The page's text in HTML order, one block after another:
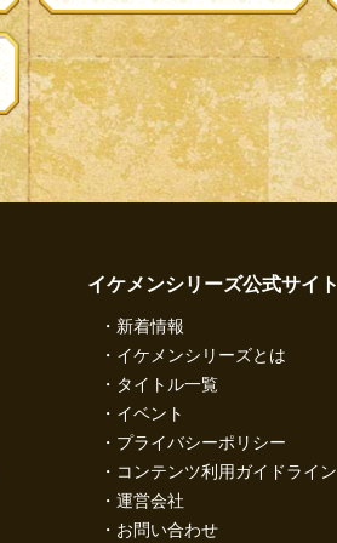
イケメンシリーズ公式サイト
新着情報
イケメンシリーズとは
タイトル一覧
イベント
プライバシーポリシー
コンテンツ利用ガイドライン
運営会社
お問い合わせ